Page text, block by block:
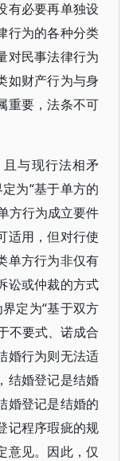
有必要再单独设
行为的各种分类
对民事法律行为
如财产行为与身
重要，法条不可
与现行法相矛
为“基于单方的
方行为成立要件
适用，但对行使
单方行为非仅有
讼或仲裁的方式
定为“基于双方
不要式、诺成合
婚行为则无法适
结婚登记是结婚
婚登记是结婚的
记程序瑕疵的规
意见。因此，仅